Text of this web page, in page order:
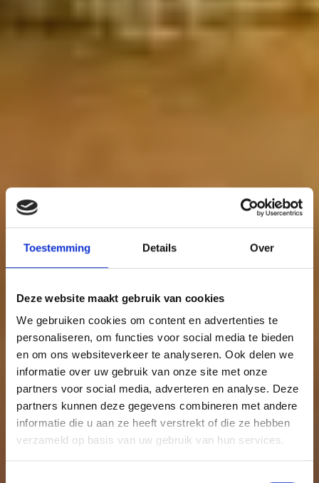
Toestemming Details Over
Deze website maakt gebruik van cookies
We gebruiken cookies om content en advertenties te
personaliseren, om functies voor social media te bieden
en om ons websiteverkeer te analyseren. Ook delen we
informatie over uw gebruik van onze site met onze
partners voor social media, adverteren en analyse. Deze
partners kunnen deze gegevens combineren met andere
informatie die u aan ze heeft verstrekt of die ze hebben
verzameld op basis van uw gebruik van hun services.